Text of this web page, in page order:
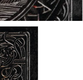
PsyRiver 2026 : la magie revient sur les rives de l’Aar
« MOFUSAND / Parler Japonais » – Des Expressions Pratiques !
« Dr Wertham / L’homme qui étudia les tueurs en série » - Un Métier à Risque !
Assassin's Creed Black Flag Resynced